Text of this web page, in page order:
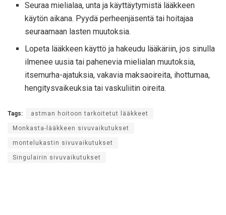
Seuraa mielialaa, unta ja käyttäytymistä lääkkeen
käytön aikana. Pyydä perheenjäsentä tai hoitajaa
seuraamaan lasten muutoksia.
Lopeta lääkkeen käyttö ja hakeudu lääkäriin, jos sinulla
ilmenee uusia tai pahenevia mielialan muutoksia,
itsemurha-ajatuksia, vakavia maksaoireita, ihottumaa,
hengitysvaikeuksia tai vaskuliitin oireita.
Tags: astman hoitoon tarkoitetut lääkkeet
Monkasta-lääkkeen sivuvaikutukset
montelukastin sivuvaikutukset
Singulairin sivuvaikutukset